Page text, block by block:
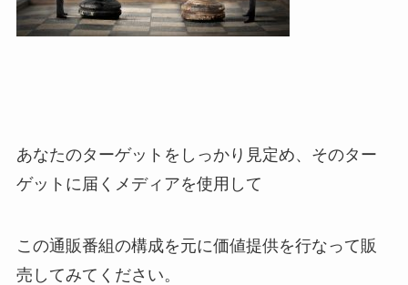
あなたのターゲットをしっかり見定め、そのター
ゲットに届くメディアを使用して
この通販番組の構成を元に価値提供を行なって販
売してみてください。